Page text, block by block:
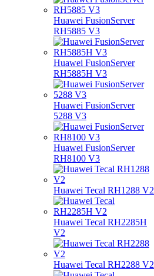
Huawei FusionServer
RH5885 V3
Huawei FusionServer
RH5885H V3
Huawei FusionServer
5288 V3
Huawei FusionServer
RH8100 V3
Huawei Tecal RH1288 V2
Huawei Tecal RH2285H
V2
Huawei Tecal RH2288 V2